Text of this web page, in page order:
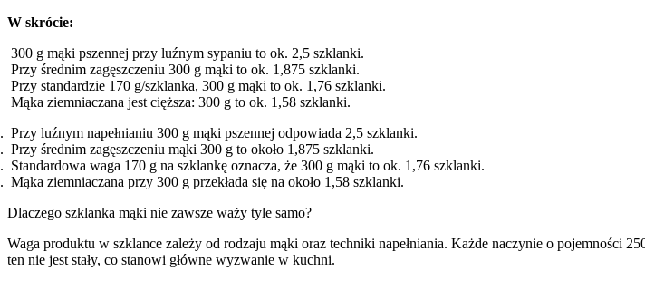
W skrócie:
300 g mąki pszennej przy luźnym sypaniu to ok. 2,5 szklanki.
Przy średnim zagęszczeniu 300 g mąki to ok. 1,875 szklanki.
Przy standardzie 170 g/szklanka, 300 g mąki to ok. 1,76 szklanki.
Mąka ziemniaczana jest cięższa: 300 g to ok. 1,58 szklanki.
Przy luźnym napełnianiu 300 g mąki pszennej odpowiada 2,5 szklanki.
Przy średnim zagęszczeniu mąki 300 g to około 1,875 szklanki.
Standardowa waga 170 g na szklankę oznacza, że 300 g mąki to ok. 1,76 szklanki.
Mąka ziemniaczana przy 300 g przekłada się na około 1,58 szklanki.
Dlaczego szklanka mąki nie zawsze waży tyle samo?
Waga produktu w szklance zależy od rodzaju mąki oraz techniki napełniania. Każde naczynie o pojemności
ten nie jest stały, co stanowi główne wyzwanie w kuchni.